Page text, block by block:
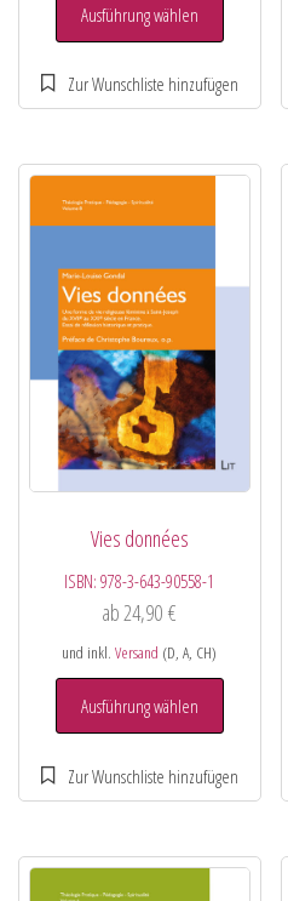
Ausführung wählen
Vies données
ISBN:978-3-643-90558-1
ab24,90€
und inkl.Versand (D, A, CH)
Ausführung wählen